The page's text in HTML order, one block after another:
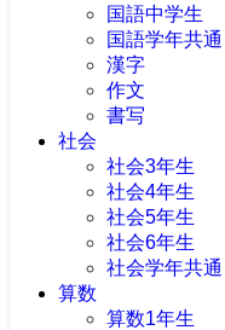
国語中学生
国語学年共通
漢字
作文
書写
社会
社会3年生
社会4年生
社会5年生
社会6年生
社会学年共通
算数
算数1年生